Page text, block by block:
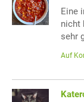
Eine
nicht
sehr
Auf